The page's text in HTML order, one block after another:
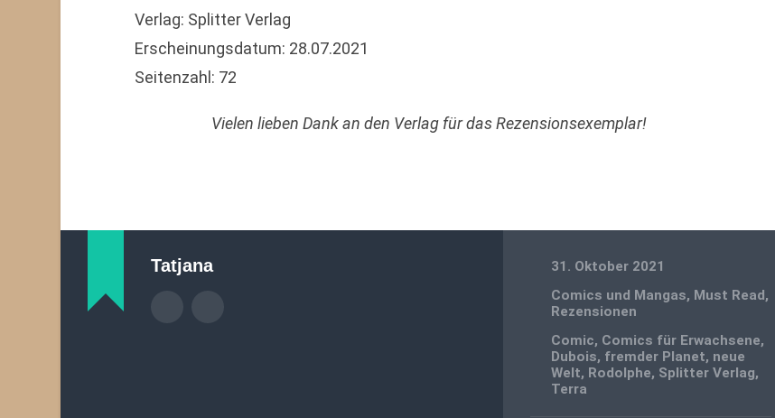
Verlag: Splitter Verlag
Erscheinungsdatum: 28.07.2021
Seitenzahl: 72
Vielen lieben Dank an den Verlag für das Rezensionsexemplar!
Tatjana
31. Oktober 2021
Comics und Mangas, Must Read,
Rezensionen
Comic, Comics für Erwachsene,
Dubois, fremder Planet, neue
Welt, Rodolphe, Splitter Verlag,
Terra